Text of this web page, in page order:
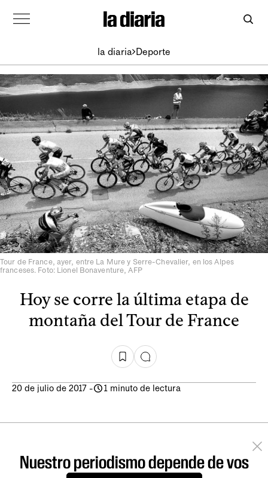
la diaria Deporte
Tour de France, ayer, entre La Mure y Serre-Chevalier, en los Alpes
franceses. Foto: Lionel Bonaventure, AFP
Hoy se corre la última etapa de
montaña del Tour de France
20 de julio de 2017 - 1 minuto de lectura
Nuestro periodismo depende de vos